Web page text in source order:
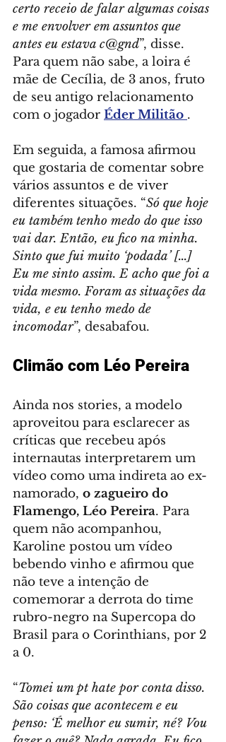
certo receio de falar algumas coisas
e me envolver em assuntos que
antes eu estava c@gnd”, disse.
Para quem não sabe, a loira é
mãe de Cecília, de 3 anos, fruto
de seu antigo relacionamento
com o jogador Éder Militão .
Em seguida, a famosa afirmou
que gostaria de comentar sobre
vários assuntos e de viver
diferentes situações. “Só que hoje
eu também tenho medo do que isso
vai dar. Então, eu fico na minha.
Sinto que fui muito ‘podada’ [...]
Eu me sinto assim. E acho que foi a
vida mesmo. Foram as situações da
vida, e eu tenho medo de
incomodar”, desabafou.
Climão com Léo Pereira
Ainda nos stories, a modelo
aproveitou para esclarecer as
críticas que recebeu após
internautas interpretarem um
vídeo como uma indireta ao ex-
namorado, o zagueiro do
Flamengo, Léo Pereira. Para
quem não acompanhou,
Karoline postou um vídeo
bebendo vinho e afirmou que
não teve a intenção de
comemorar a derrota do time
rubro-negro na Supercopa do
Brasil para o Corinthians, por 2
a 0.
“Tomei um pt hate por conta disso.
São coisas que acontecem e eu
penso: ‘É melhor eu sumir, né? Vou